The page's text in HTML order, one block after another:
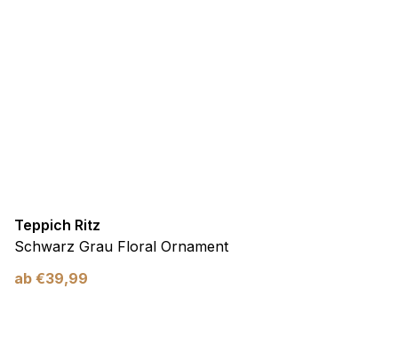
Teppich Ritz
Schwarz Grau Floral Ornament
ab €39,99